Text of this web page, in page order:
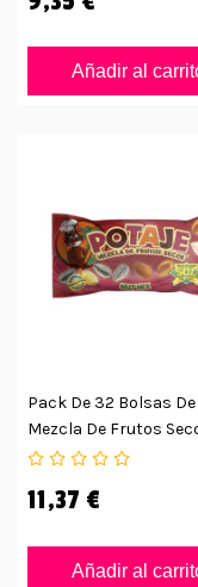
Añadir al
Pack De 32 Bolsas De
Mezcla De Frutos
Potaje
11,37 €
Añadir al